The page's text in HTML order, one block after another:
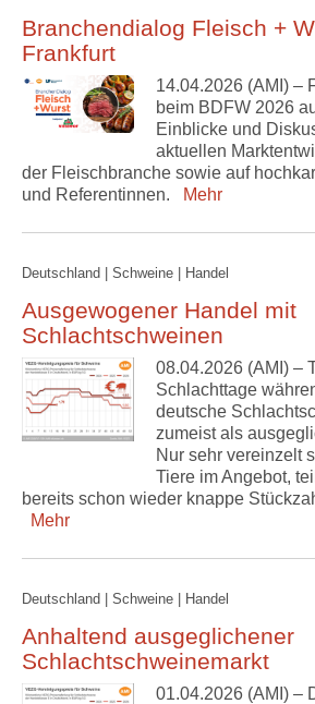
Branchendialog Fleisch +
Frankfurt
14.04.2026 (AMI) –
beim BDFW 2026
Einblicke und
aktuellen
der Fleischbranche sowie auf
und Referentinnen.
Mehr
Deutschland | Schweine | Handel
Ausgewogener Handel mit
Schlachtschweinen
08.04.2026 (AMI) –
Schlachttage
deutsche
zumeist als
Nur sehr vereinzelt
Tiere im Angebot,
bereits schon wieder knappe
Mehr
Deutschland | Schweine | Handel
Anhaltend ausgeglichener
Schlachtschweinemarkt
01.04.2026 (AMI) –